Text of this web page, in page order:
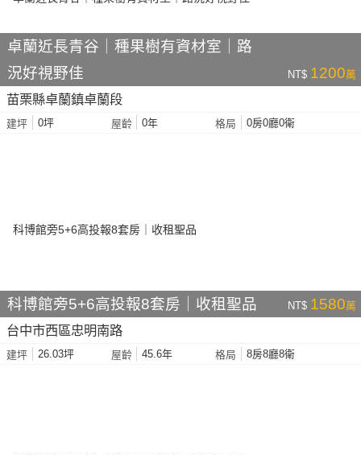
卓蘭近長青谷｜種果樹有資材室｜路
況好視野佳
NT$ 1200萬
苗栗縣卓蘭鎮卓蘭段
建坪 0坪 屋齡 0年 格局 0房0廳0衛
科博館旁5+6高投報8套房｜收租聖品 NT$ 1580萬
台中市西區忠明南路
建坪 26.03坪 屋齡 45.6年 格局 8房8廳8衛